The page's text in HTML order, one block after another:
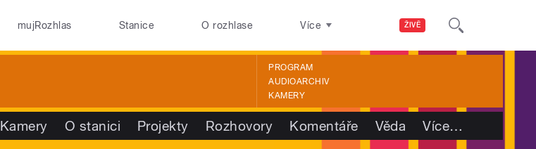
ŽIVĚ
mujRozhlas Stanice O rozhlase Více
PROGRAM
AUDIOARCHIV
KAMERY
Kamery O stanici Projekty Rozhovory Komentáře Věda Více…